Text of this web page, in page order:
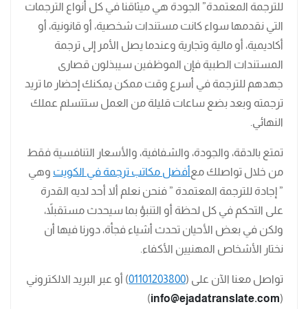
للترجمة المعتمدة” الجودة هي ميثاقنا في كل أنواع الترجمات
التي نقدمها سواء كانت مستندات شخصية، أو قانونية، أو
أكاديمية، أو مالية وتجارية وعندما يصل الأمر إلى ترجمة
المستندات الطبية فإن الموظفين سيبذلون قصارى
جهدهم للترجمة في أسرع وقت ممكن يمكنك إحضار ما تريد
ترجمته وبعد بضع ساعات قليلة من العمل ستتسلم عملك
النهائي.
تمتع بالدقة، والجودة، والشفافية، والأسعار التنافسية فقط
من خلال تواصلك معأفضل مكاتب ترجمة في الكويت وهي
” إجادة للترجمة المعتمدة ” فنحن نعلم ألا أحد لديه القدرة
على التحكم في كل لحظة أو التنبؤ بما سيحدث مستقبلاً،
ولكن في بعض الأحيان تحدث أشياء فجأة، دورنا فيها أن
نختار الأشخاص المهنيين الأكفاء.
تواصل معنا الآن على (01101203800) أو عبر البريد الالكتروني
(
info@ejadatranslate.com
)